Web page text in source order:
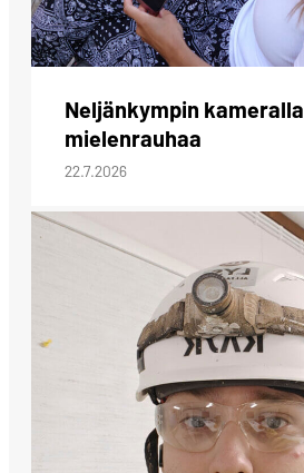
Neljänkympin kameralla
mielenrauhaa
22.7.2026